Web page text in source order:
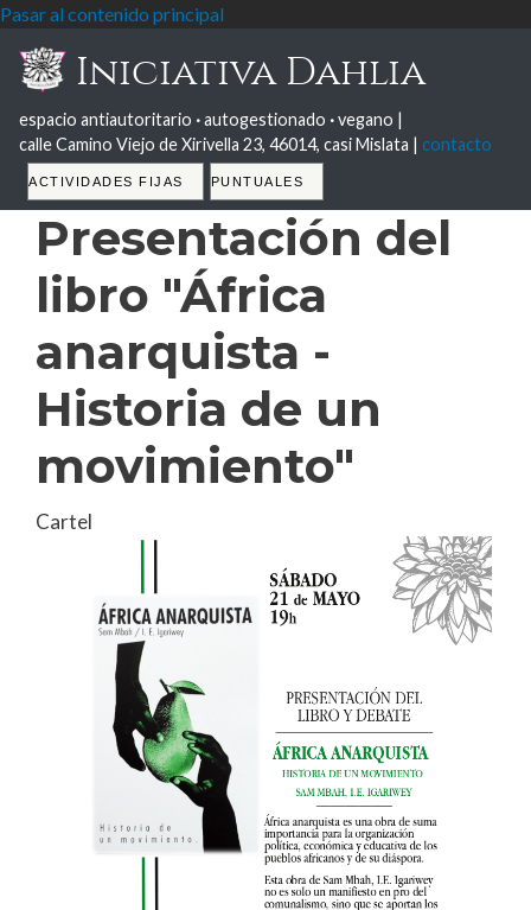
Pasar al contenido principal
Iniciativa Dahlia
espacio antiautoritario ·autogestionado ·vegano |
calle Camino Viejo de Xirivella 23, 46014, casi Mislata | contacto
Tabs
ACTIVIDADES FIJAS PUNTUALES
Presentación del
libro "África
anarquista -
Historia de un
movimiento"
Cartel